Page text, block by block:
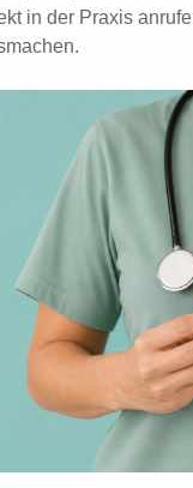
in der Praxis